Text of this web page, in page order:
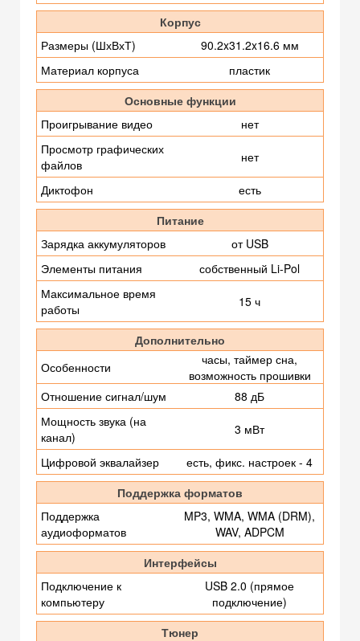
Корпус
Размеры (ШхВхТ)
90.2x31.2x16.6 мм
Материал корпуса
пластик
Основные функции
Проигрывание видео
нет
Просмотр графических
файлов
нет
Диктофон
есть
Питание
Зарядка аккумуляторов
от USB
Элементы питания
собственный Li-Pol
Максимальное время
работы
15 ч
Дополнительно
Особенности
часы, таймер сна,
возможность прошивки
Отношение сигнал/шум
88 дБ
Мощность звука (на
канал)
3 мВт
Цифровой эквалайзер
есть, фикс. настроек - 4
Поддержка форматов
Поддержка
аудиоформатов
MP3, WMA, WMA (DRM),
WAV, ADPCM
Интерфейсы
Подключение к
компьютеру
USB 2.0 (прямое
подключение)
Тюнер